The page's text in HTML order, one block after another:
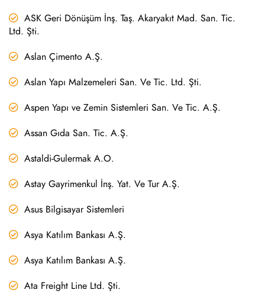
ASK Geri Dönüşüm İnş. Taş. Akaryakıt Mad. San. Tic.
Ltd. Şti.
Aslan Çimento A.Ş.
Aslan Yapı Malzemeleri San. Ve Tic. Ltd. Şti.
Aspen Yapı ve Zemin Sistemleri San. Ve Tic. A.Ş.
Assan Gıda San. Tic. A.Ş.
Astaldi-Gulermak A.O.
Astay Gayrimenkul İnş. Yat. Ve Tur A.Ş.
Asus Bilgisayar Sistemleri
Asya Katılım Bankası A.Ş.
Asya Katılım Bankası A.Ş.
Ata Freight Line Ltd. Şti.